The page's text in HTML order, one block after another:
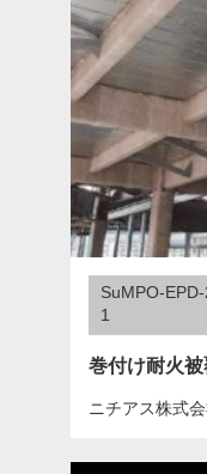
SuMPO-
1
巻付け耐火被
ニチアス株式